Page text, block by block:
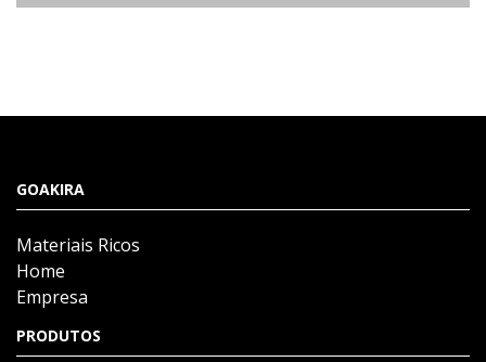
GOAKIRA
Materiais Ricos
Home
Empresa
PRODUTOS